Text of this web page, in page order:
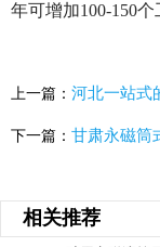
年可增加100-150
上一篇： 河北一站式
下一篇： 甘肃永磁筒
相关推荐